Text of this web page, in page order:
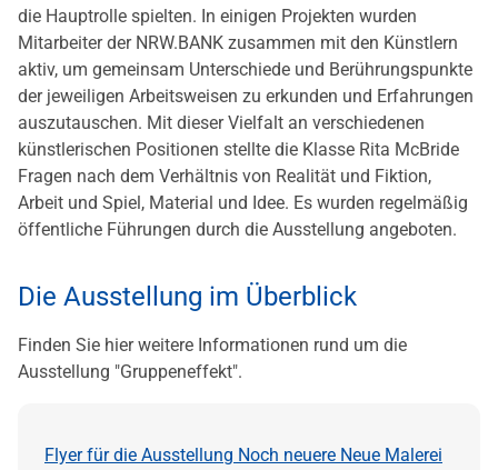
die Hauptrolle spielten. In einigen Projekten wurden
Mitarbeiter der NRW.BANK zusammen mit den Künstlern
aktiv, um gemeinsam Unterschiede und Berührungspunkte
der jeweiligen Arbeitsweisen zu erkunden und Erfahrungen
auszutauschen. Mit dieser Vielfalt an verschiedenen
künstlerischen Positionen stellte die Klasse Rita McBride
Fragen nach dem Verhältnis von Realität und Fiktion,
Arbeit und Spiel, Material und Idee. Es wurden regelmäßig
öffentliche Führungen durch die Ausstellung angeboten.
Die Ausstellung im Überblick
Finden Sie hier weitere Informationen rund um die
Ausstellung "Gruppeneffekt".
Flyer für die Ausstellung Noch neuere Neue Malerei